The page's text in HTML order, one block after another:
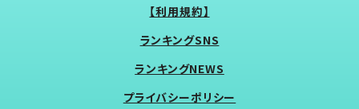
【利用規約】
ランキングSNS
ランキングNEWS
プライバシーポリシー